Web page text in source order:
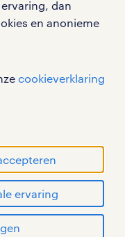
dan
en anonieme
cookieverklaring
ervaring
SHAPING THE